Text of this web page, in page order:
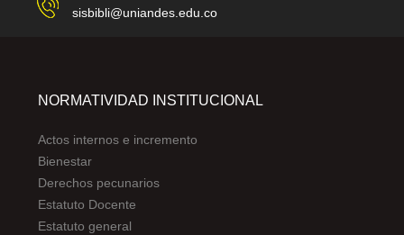
sisbibli@uniandes.edu.co
NORMATIVIDAD INSTITUCIONAL
Actos internos e incremento
Bienestar
Derechos pecunarios
Estatuto Docente
Estatuto general